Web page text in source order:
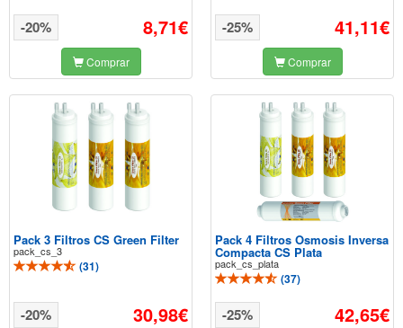
8,71€
-20%
Comprar
41,11€
-25%
Comprar
Pack 3 Filtros CS Green Filter
pack_cs_3
(31)
30,98€
-20%
Pack 4 Filtros Osmosis Inversa
Compacta CS Plata
pack_cs_plata
(37)
42,65€
-25%